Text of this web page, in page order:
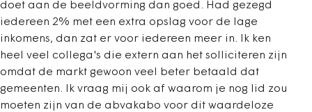
doet aan de beeldvorming dan goed. Had gezegd
iedereen 2% met een extra opslag voor de lage
inkomens, dan zat er voor iedereen meer in. Ik ken
heel veel collega's die extern aan het solliciteren zijn
omdat de markt gewoon veel beter betaald dat
gemeenten. Ik vraag mij ook af waarom je nog lid zou
moeten zijn van de abvakabo voor dit waardeloze